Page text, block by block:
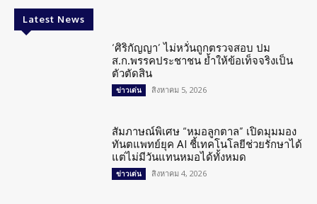
Latest News
‘ศิริกัญญา’ ไม่หวั่นถูกตรวจสอบ ปม
ส.ก.พรรคประชาชน ย้ำให้ข้อเท็จจริงเป็น
ตัวตัดสิน
ข่าวเด่น สิงหาคม 5, 2026
สัมภาษณ์พิเศษ “หมอลูกตาล” เปิดมุมมอง
ทันตแพทย์ยุค AI ชี้เทคโนโลยีช่วยรักษาได้
แต่ไม่มีวันแทนหมอได้ทั้งหมด
ข่าวเด่น สิงหาคม 4, 2026